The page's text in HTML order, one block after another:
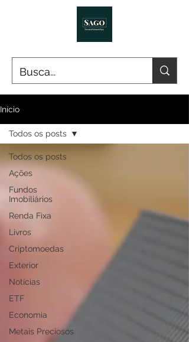
Início
Todos os posts
Ações
Fundos
Imobiliários
Renda Fixa
Livros
Criptomoedas
Exterior
Notícias
ETF
Economia
Metais Preciosos
Todos os posts